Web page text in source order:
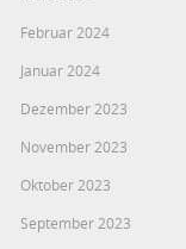
Februar 2024
Januar 2024
Dezember 2023
November 2023
Oktober 2023
September 2023